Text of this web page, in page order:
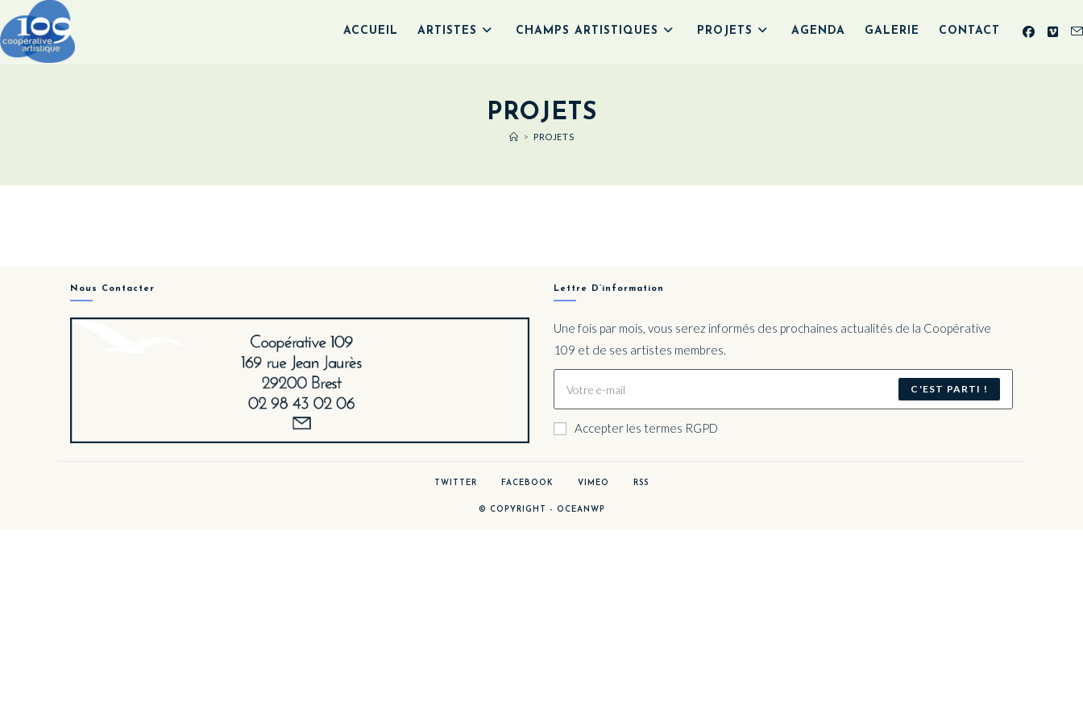
ACCUEIL ARTISTES CHAMPS ARTISTIQUES PROJETS AGENDA GALERIE CONTACT
PROJETS
> PROJETS
Nous Contacter Lettre D’information
Une fois par mois, vous serez informés des prochaines actualités de la Coopérative
109 et de ses artistes membres.
C'EST PARTI !
Accepter les termes RGPD
TWITTER FACEBOOK VIMEO RSS
© COPYRIGHT - OCEANWP